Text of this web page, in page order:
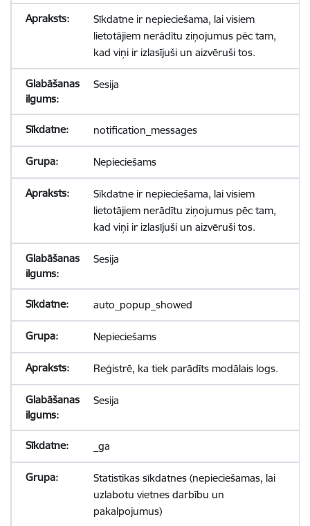
Sīkdatne ir nepieciešama, lai visiem
lietotājiem nerādītu ziņojumus pēc tam,
kad viņi ir izlasījuši un aizvēruši tos.
Sesija
notification_messages
Nepieciešams
Sīkdatne ir nepieciešama, lai visiem
lietotājiem nerādītu ziņojumus pēc tam,
kad viņi ir izlasījuši un aizvēruši tos.
Sesija
auto_popup_showed
Nepieciešams
Reģistrē, ka tiek parādīts modālais logs.
Sesija
_ga
Statistikas sīkdatnes (nepieciešamas, lai
uzlabotu vietnes darbību un
pakalpojumus)